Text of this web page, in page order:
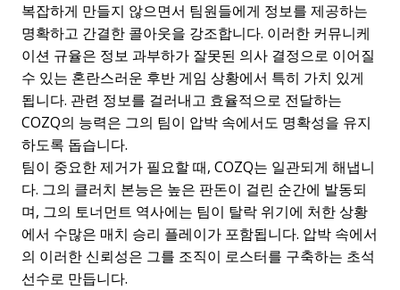
복잡하게 만들지 않으면서 팀원들에게 정보를 제공하는
명확하고 간결한 콜아웃을 강조합니다. 이러한 커뮤니케
이션 규율은 정보 과부하가 잘못된 의사 결정으로 이어질
수 있는 혼란스러운 후반 게임 상황에서 특히 가치 있게
됩니다. 관련 정보를 걸러내고 효율적으로 전달하는
COZQ의 능력은 그의 팀이 압박 속에서도 명확성을 유지
하도록 돕습니다.
팀이 중요한 제거가 필요할 때, COZQ는 일관되게 해냅니
다. 그의 클러치 본능은 높은 판돈이 걸린 순간에 발동되
며, 그의 토너먼트 역사에는 팀이 탈락 위기에 처한 상황
에서 수많은 매치 승리 플레이가 포함됩니다. 압박 속에서
의 이러한 신뢰성은 그를 조직이 로스터를 구축하는 초석
선수로 만듭니다.